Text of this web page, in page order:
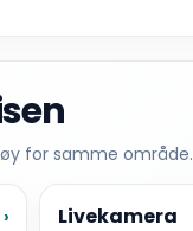
for samme område.
› Livekamera